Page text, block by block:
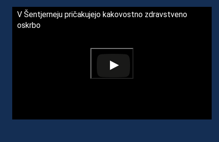
V Šentjerneju pričakujejo kakovostno zdravstveno
oskrbo